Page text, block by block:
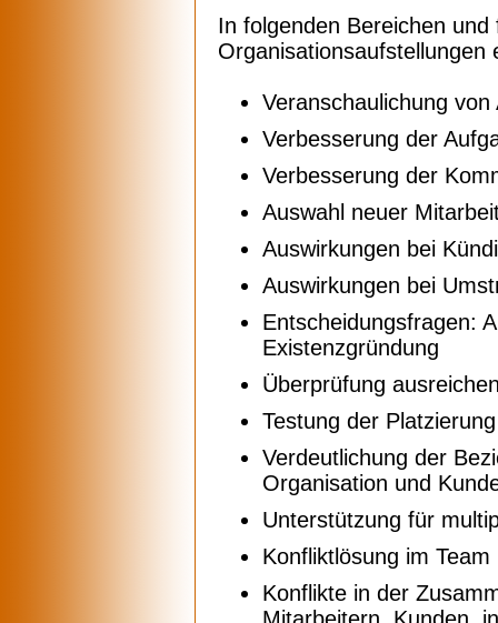
In folgenden Bereichen
Veranschaulichung
Verbesserung der
Verbesserung der
Auswahl neuer
Auswirkungen bei
Auswirkungen bei
Entscheidungsfragen:
Existenzgründung
Überprüfung
Testung der
Verdeutlichung der
Organisation und
Unterstützung für
Konfliktlösung im
Konflikte in der